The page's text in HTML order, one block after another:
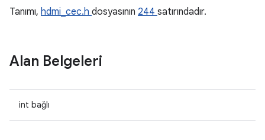
Tanımı, hdmi_cec.h dosyasının 244 satırındadır.
Alan Belgeleri
int bağlı